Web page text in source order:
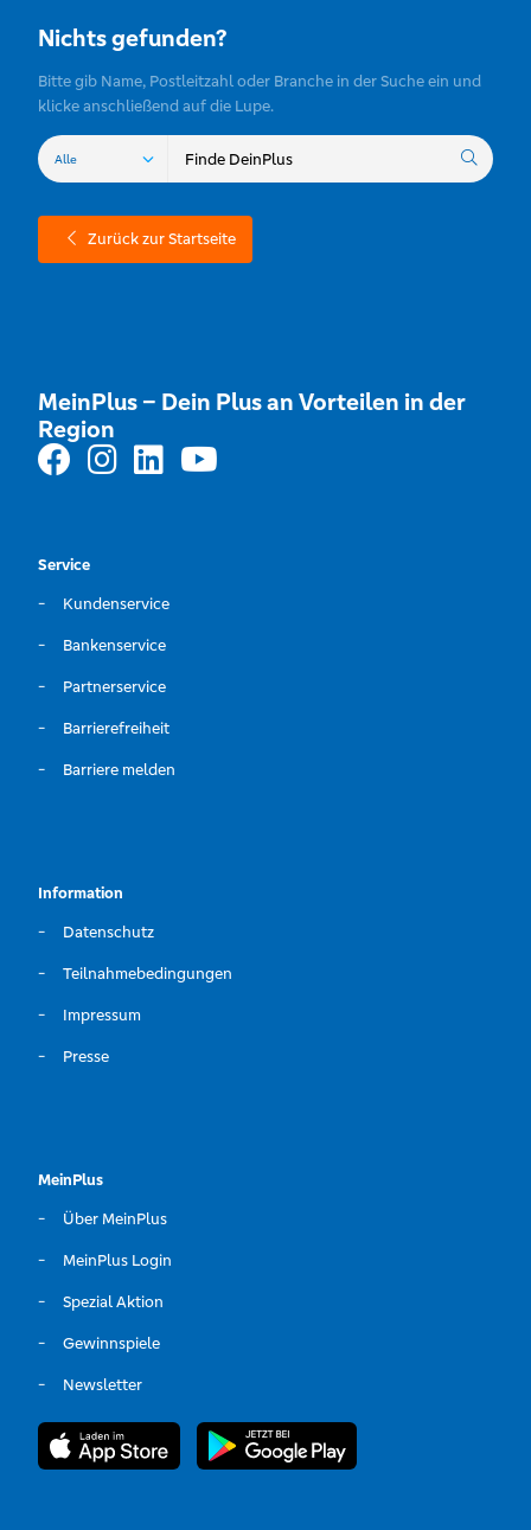
Nichts gefunden?
Bitte gib Name, Postleitzahl oder Branche in der Suche ein und
klicke anschließend auf die Lupe.
Zurück zur Startseite
MeinPlus – Dein Plus an Vorteilen in der
Region
Service
Kundenservice
Bankenservice
Partnerservice
Barrierefreiheit
Barriere melden
Information
Datenschutz
Teilnahmebedingungen
Impressum
Presse
MeinPlus
Über MeinPlus
MeinPlus Login
Spezial Aktion
Gewinnspiele
Newsletter